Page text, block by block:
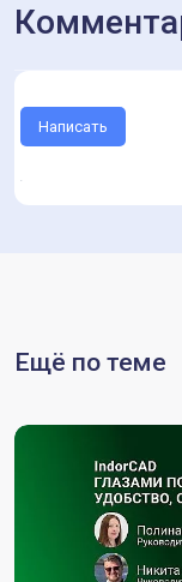
Написать
Ещё по теме